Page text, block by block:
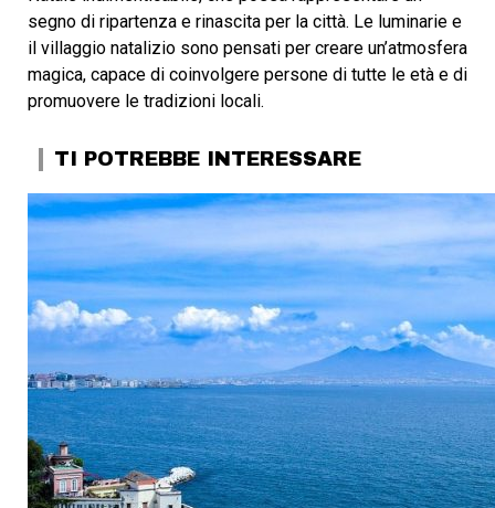
segno di ripartenza e rinascita per la città. Le luminarie e
il villaggio natalizio sono pensati per creare un’atmosfera
magica, capace di coinvolgere persone di tutte le età e di
promuovere le tradizioni locali.
TI POTREBBE INTERESSARE